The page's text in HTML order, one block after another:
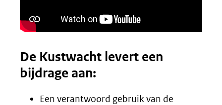
De Kustwacht levert een
bijdrage aan:
Een verantwoord gebruik van de